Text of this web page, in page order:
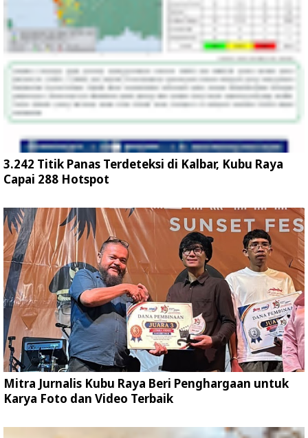
3.242 Titik Panas Terdeteksi di Kalbar, Kubu Raya
Capai 288 Hotspot
Mitra Jurnalis Kubu Raya Beri Penghargaan untuk
Karya Foto dan Video Terbaik